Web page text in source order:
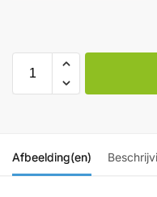
Afbeelding(en)